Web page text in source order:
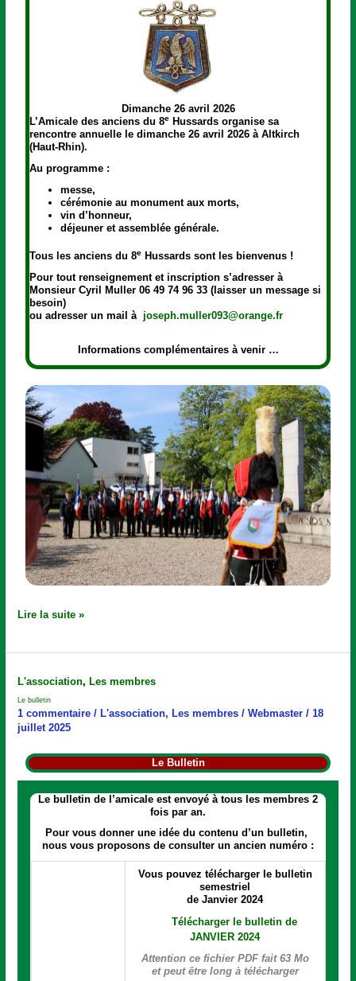
Dimanche 26 avril 2026
L’Amicale des anciens du 8e Hussards organise sa
rencontre annuelle le dimanche 26 avril 2026 à Altkirch
(Haut-Rhin).
Au programme :
messe,
cérémonie au monument aux morts,
vin d’honneur,
déjeuner et assemblée générale.
Tous les anciens du 8e Hussards sont les bienvenus !
Pour tout renseignement et inscription s’adresser à
Monsieur Cyril Muller 06 49 74 96 33 (laisser un message si
besoin)
ou adresser un mail à joseph.muller093@orange.fr
Informations complémentaires à venir …
Lire la suite »
L'association, Les membres
Le bulletin
1 commentaire / L'association, Les membres /Webmaster/ 18
juillet 2025
Le Bulletin
Le bulletin de l’amicale est envoyé à tous les membres 2
fois par an.
Pour vous donner une idée du contenu d’un bulletin,
nous vous proposons de consulter un ancien numéro :
Vous pouvez télécharger le bulletin
semestriel
de Janvier 2024
Télécharger le bulletin de
JANVIER 2024
Attention ce fichier PDF fait 63 Mo
et peut être long à télécharger
Le